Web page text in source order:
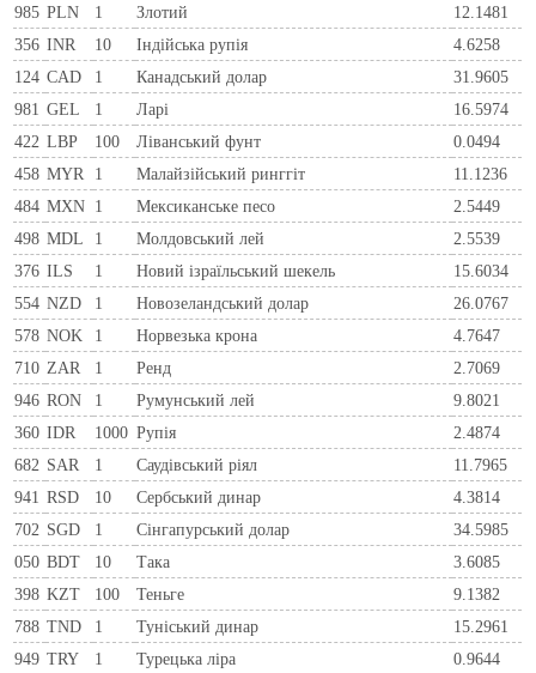
985 PLN 1 Злотий
12.1481
356 INR 10 Індійська рупія
4.6258
124 CAD 1 Канадський долар
31.9605
981 GEL 1 Ларi
16.5974
422 LBP 100 Ліванський фунт
0.0494
458 MYR 1 Малайзійський ринггіт
11.1236
484 MXN 1 Мексиканське песо
2.5449
498 MDL 1 Молдовський лей
2.5539
376 ILS 1 Новий ізраїльський шекель
15.6034
554 NZD 1 Новозеландський долар
26.0767
578 NOK 1 Норвезька крона
4.7647
710 ZAR 1 Ренд
2.7069
946 RON 1 Румунський лей
9.8021
360 IDR 1000 Рупія
2.4874
682 SAR 1 Саудівський ріял
11.7965
941 RSD 10 Сербський динар
4.3814
702 SGD 1 Сінгапурський долар
34.5985
050 BDT 10 Така
3.6085
398 KZT 100 Теньге
9.1382
788 TND 1 Туніський динар
15.2961
949 TRY 1 Турецька ліра 0.9644